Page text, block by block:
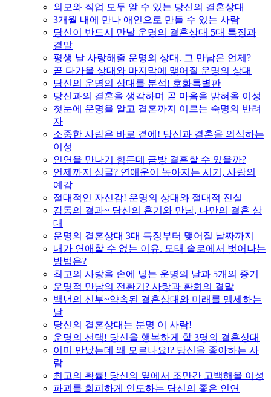
외모와 직업 모두 알 수 있는 당신의 결혼상대
3개월 내에 만나 애인으로 만들 수 있는 사람
당신이 반드시 만날 운명의 결혼상대 5대 특징과
결말
평생 날 사랑해줄 운명의 상대. 그 만남은 언제?
곧 다가올 상대와 마지막에 맺어질 운명의 상대
당신의 운명의 상대를 분석! 호화특별판
당신과의 결혼을 생각하며 곧 마음을 밝혀올 이성
첫눈에 운명을 알고 결혼까지 이르는 숙명의 반려
자
소중한 사람은 바로 곁에! 당신과 결혼을 의식하는
이성
인연을 만나기 힘든데 금방 결혼할 수 있을까?
언제까지 싱글? 연애운이 높아지는 시기, 사랑의
예감
절대적인 자신감! 운명의 상대와 절대적 진실
감동의 결과~ 당신의 혼기와 만남, 나만의 결혼 상
대
운명의 결혼상대 3대 특징부터 맺어질 날짜까지
내가 연애할 수 없는 이유. 모태 솔로에서 벗어나는
방법은?
최고의 사랑을 손에 넣는 운명의 날과 5개의 증거
운명적 만남의 전환기? 사랑과 환희의 결말
백년의 신부~약속된 결혼상대와 미래를 맹세하는
날
당신의 결혼상대는 분명 이 사람!
운명의 선택! 당신을 행복하게 할 3명의 결혼상대
이미 만났는데 왜 모르나요!? 당신을 좋아하는 사
람
최고의 확률! 당신의 옆에서 조만간 고백해올 이성
파괴를 회피하게 인도하는 당신의 좋은 인연